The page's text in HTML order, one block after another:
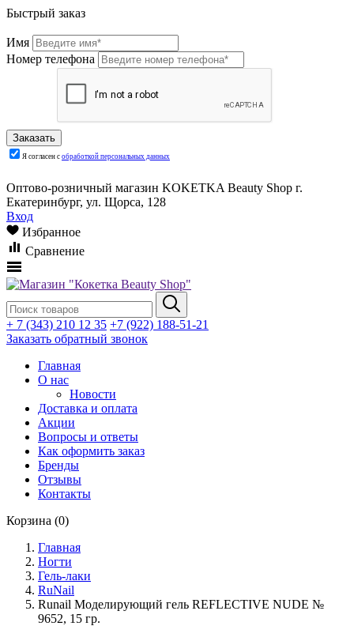
Быстрый заказ
Имя
Номер телефона
Я согласен с обработкой персональных данных
Оптово-розничный магазин KOKETKA Beauty Shop г.
Екатеринбург, ул. Щорса, 128
Вход
Избранное
Сравнение
+ 7 (343) 210 12 35 +7 (922) 188-51-21
Заказать обратный звонок
Главная
О нас
Новости
Доставка и оплата
Акции
Вопросы и ответы
Как оформить заказ
Бренды
Отзывы
Контакты
Корзина (0)
Главная
Ногти
Гель-лаки
RuNail
Runail Моделирующий гель REFLECTIVE NUDE №
9652, 15 гр.